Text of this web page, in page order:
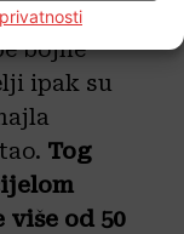
prohodna.
bojne
ipak su
Tog
od 50